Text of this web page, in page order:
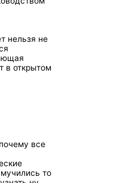
нельзя не
в открытом
все
то